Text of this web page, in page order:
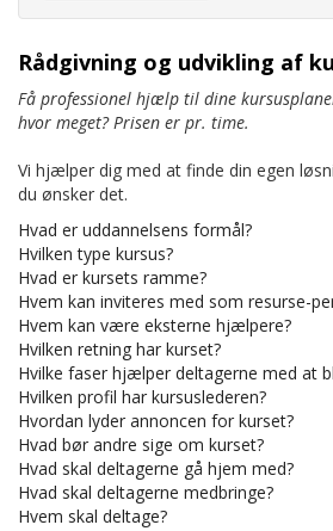
Rådgivning og udvikling af
Få professionel hjælp til dine
hvor meget? Prisen er pr. time.
Vi hjælper dig med at finde din egen
du ønsker det.
Hvad er uddannelsens formål?
Hvilken type kursus?
Hvad er kursets ramme?
Hvem kan inviteres med som resurse-
Hvem kan være eksterne hjælpere?
Hvilken retning har kurset?
Hvilke faser hjælper deltagerne med at
Hvilken profil har kursuslederen?
Hvordan lyder annoncen for kurset?
Hvad bør andre sige om kurset?
Hvad skal deltagerne gå hjem med?
Hvad skal deltagerne medbringe?
Hvem skal deltage?